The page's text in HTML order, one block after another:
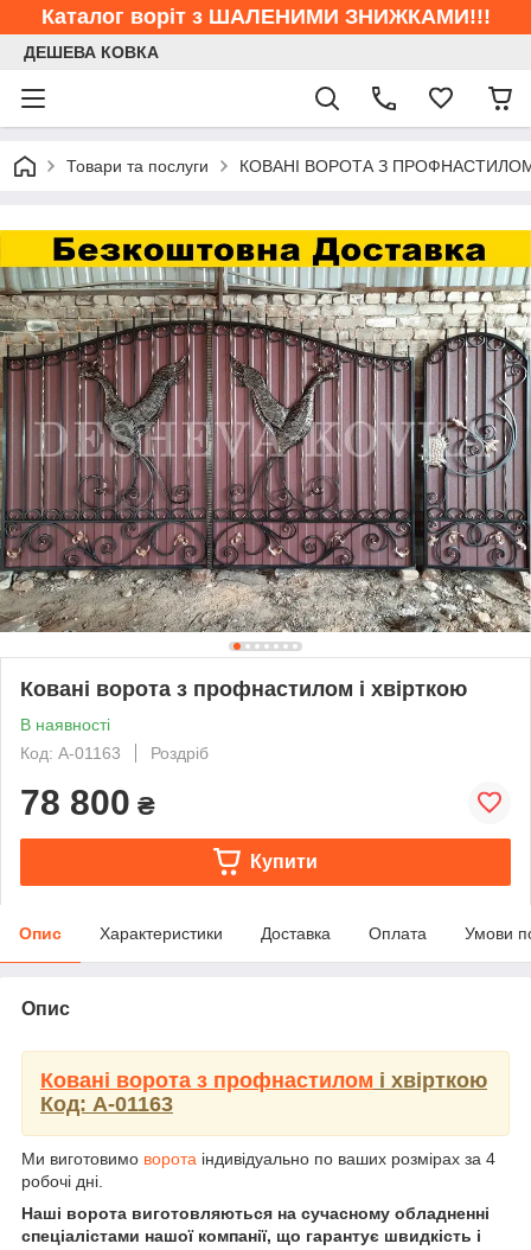
Каталог воріт з ШАЛЕНИМИ ЗНИЖКАМИ!!!
ДЕШЕВА КОВКА
Товари та послуги КОВАНІ ВОРОТА З
Ковані ворота з профнастилом і хвірткою
В наявності
Код: А-01163
Роздріб
78 800 ₴
Купити
Опис Характеристики Доставка Оплата Умови
Опис
Ковані ворота з профнастилом і хвірткою
Код: А-01163
Ми виготовимо ворота індивідуально по ваших розмірах за 4
робочі дні.
Наші ворота виготовляються на сучасному обладненні
спеціалістами нашої компанії, що гарантує швидкість і